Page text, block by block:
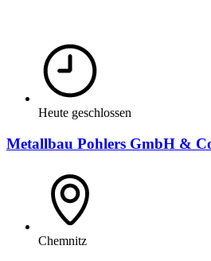
Heute geschlossen
Metallbau Pohlers GmbH &
Chemnitz